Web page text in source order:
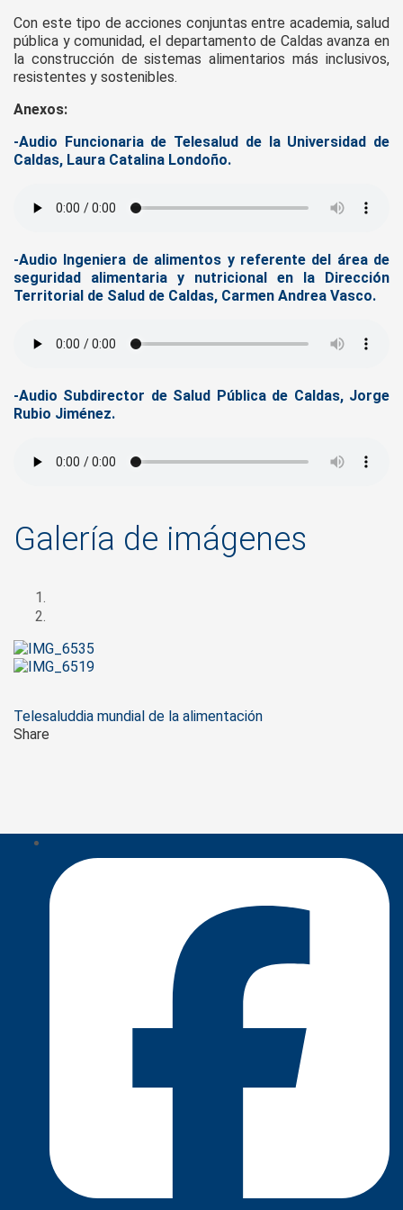
Con este tipo de acciones conjuntas entre academia, salud
pública y comunidad, el departamento de Caldas avanza en
la construcción de sistemas alimentarios más inclusivos,
resistentes y sostenibles.
Anexos:
-Audio Funcionaria de Telesalud de la Universidad de
Caldas, Laura Catalina Londoño.
-Audio Ingeniera de alimentos y referente del área de
seguridad alimentaria y nutricional en la Dirección
Territorial de Salud de Caldas, Carmen Andrea Vasco.
-Audio Subdirector de Salud Pública de Caldas, Jorge
Rubio Jiménez.
Galería de imágenes
Tags
Telesaluddia mundial de la alimentación
Share